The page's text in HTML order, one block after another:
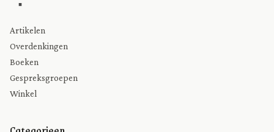
Artikelen
Overdenkingen
Boeken
Gespreksgroepen
Winkel